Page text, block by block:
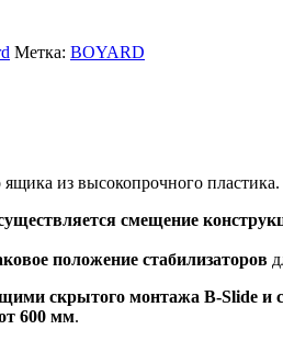
Метка: BOYARD
из высокопрочного пластика.
смещение
положение стабилизаторов
скрытого монтажа B-Slide
600 мм.